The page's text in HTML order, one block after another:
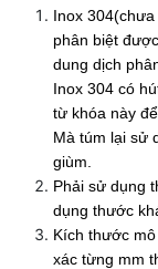
Inox
phân biệt
dung dịch
Inox 304 có
từ khóa này
Mà túm lại sử
giùm.
Phải sử dụng
dụng thước
Kích thước
xác từng mm